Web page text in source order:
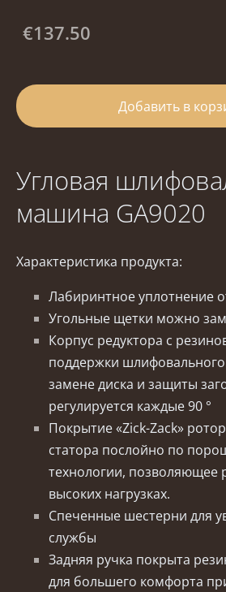
€137.50
Добавить в
Угловая
машина GA9020
Характеристика продукта:
Лабиринтное уплотнение
Угольные щетки можно
Корпус редуктора с
поддержки шлифовального
замене диска и защиты
регулируется каждые 90 °
Покрытие «Zick-Zack»
статора послойно по
технологии, позволяющее
высоких нагрузках.
Спеченные шестерни для
службы
Задняя ручка покрыта
для большего комфорта